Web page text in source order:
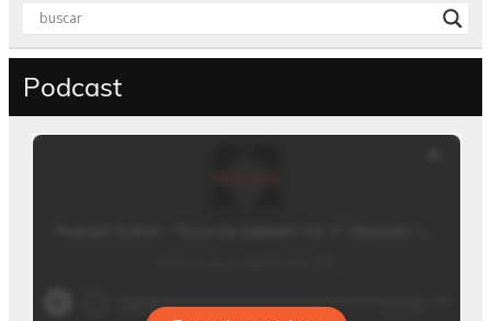
Podcast